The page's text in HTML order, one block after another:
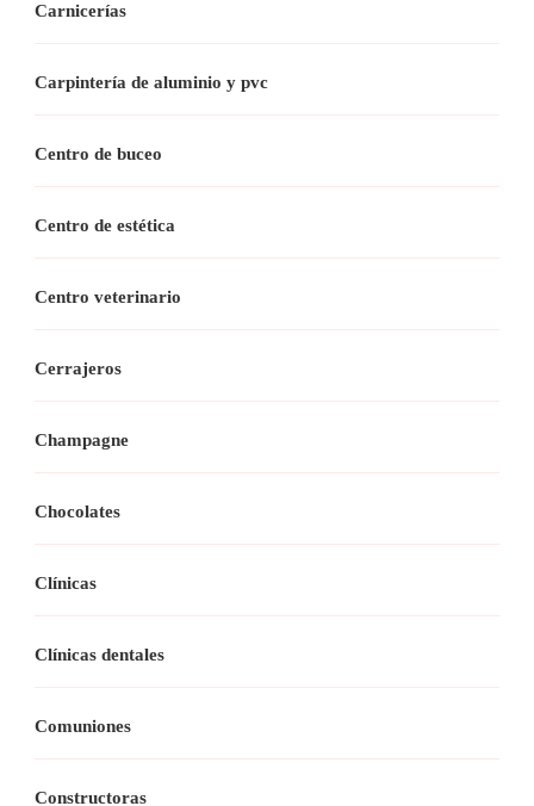
Carnicerías
Carpintería de aluminio y pvc
Centro de buceo
Centro de estética
Centro veterinario
Cerrajeros
Champagne
Chocolates
Clínicas
Clínicas dentales
Comuniones
Constructoras